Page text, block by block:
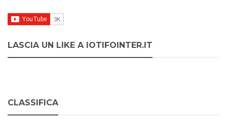
LASCIA UN LIKE A IOTIFOINTER.IT
CLASSIFICA